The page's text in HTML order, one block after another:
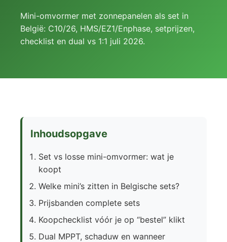
Mini-omvormer met zonnepanelen als set in
België: C10/26, HMS/EZ1/Enphase, setprijzen,
checklist en dual vs 1:1 juli 2026.
Inhoudsopgave
Set vs losse mini-omvormer: wat je
koopt
Welke mini’s zitten in Belgische sets?
Prijsbanden complete sets
Koopchecklist vóór je op “bestel” klikt
Dual MPPT, schaduw en wanneer